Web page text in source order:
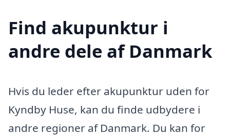
Find akupunktur i
andre dele af Danmark
Hvis du leder efter akupunktur uden for
Kyndby Huse, kan du finde udbydere i
andre regioner af Danmark. Du kan for